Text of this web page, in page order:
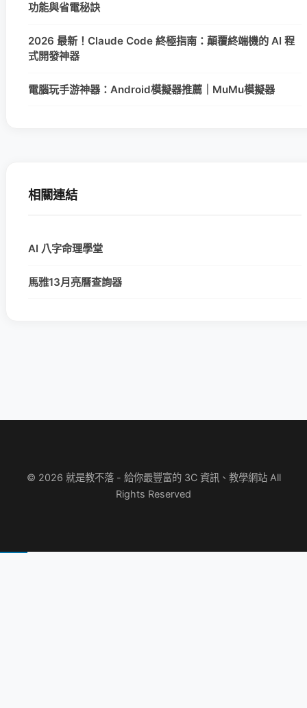
功能與省電秘訣
2026 最新！Claude Code 終極指南：顛覆終端機的 AI 程
式開發神器
電腦玩手游神器：Android模擬器推薦｜MuMu模擬器
相關連結
AI 八字命理學堂
馬雅13月亮曆查詢器
© 2026 就是教不落 - 給你最豐富的 3C 資訊、教學網站 All
Rights Reserved